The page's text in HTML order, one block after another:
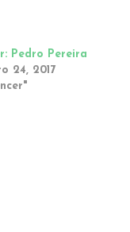
Pedro Pereira
24, 2017